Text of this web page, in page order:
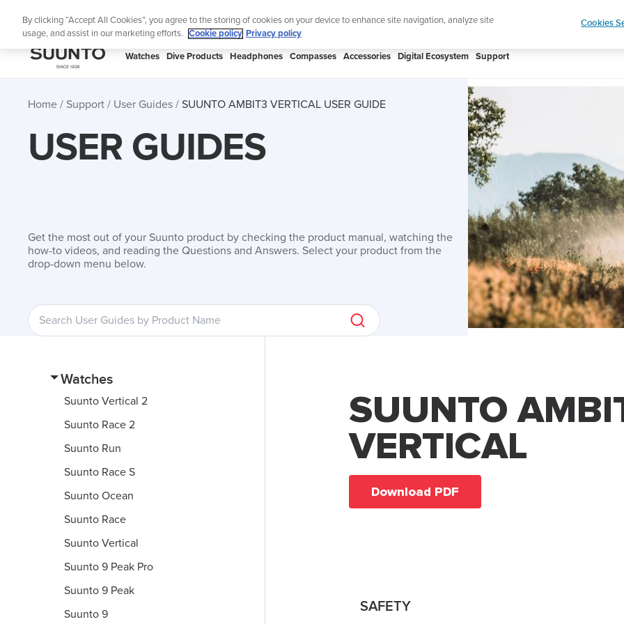
The ultimate performance watch out now! Shop
SUUNTO
Watches Dive Products Headphones Compasses Accessories Digital Ecosystem Support
Home Support User Guides SUUNTO AMBIT3 VERTICAL USER GUIDE
USER GUIDES
Get the most out of your Suunto product by checking the product manual, watching the
how-to videos, and reading the Questions and Answers. Select your product from the
drop-down menu below.
Watches
Suunto Vertical 2
Suunto Race 2
Suunto Run
Suunto Race S
Suunto Ocean
Suunto Race
Suunto Vertical
Suunto 9 Peak Pro
Suunto 9 Peak
Suunto 9
SUUNTO
VERTICAL
Download PDF
SAFETY
By clicking “Accept All Cookies”, you agree to the storing of cookies on your device to enhance site navigation, analyze site
usage, and assist in our marketing efforts.
Cookie policy Privacy policy
Cookies